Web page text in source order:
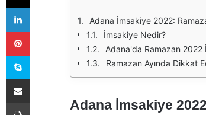
Adana İmsakiye 2022:
İmsakiye Nedir?
Adana'da Ramazan
Ramazan Ayında Dikkat
Adana İmsakiye
LinkedIn
Pinterest
Skype
E-Posta ile paylaş